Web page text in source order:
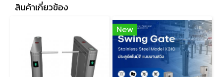
สินค้าเกี่ยวข้อง
New